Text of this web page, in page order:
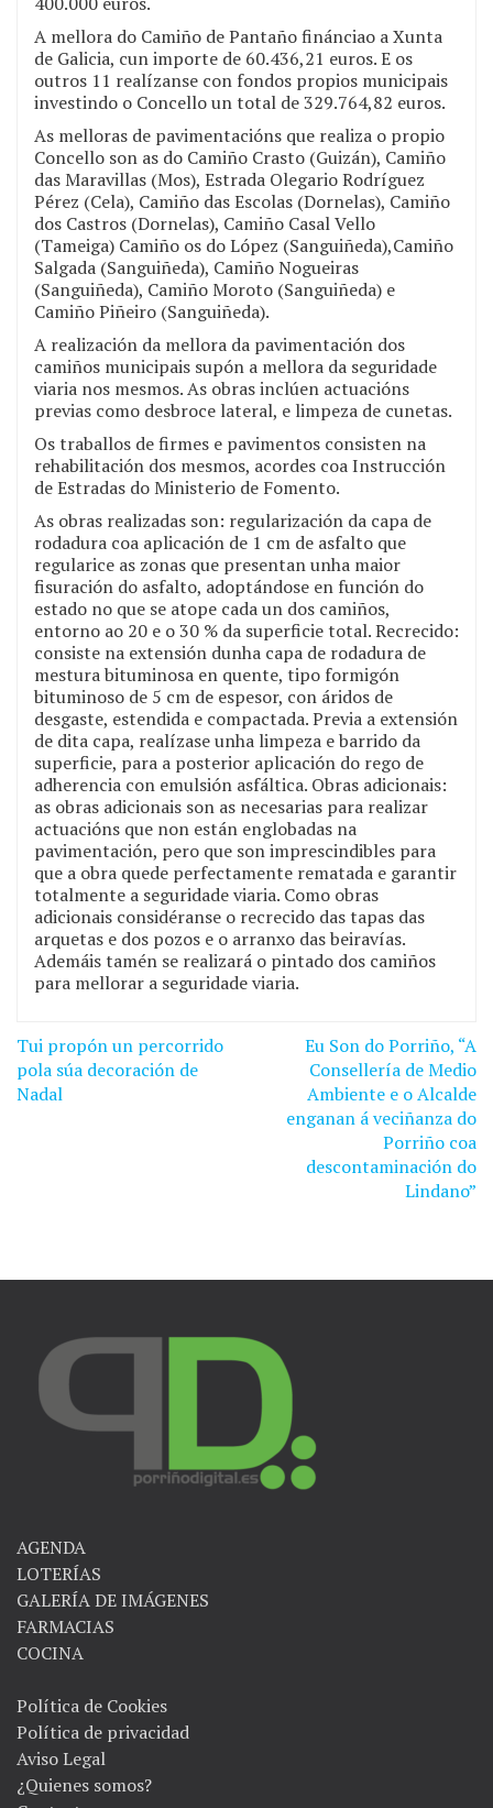
A mellora do Camiño de Pantaño finánciao a Xunta
de Galicia, cun importe de 60.436,21 euros. E os
outros 11 realízanse con fondos propios municipais
investindo o Concello un total de 329.764,82 euros.
As melloras de pavimentacións que realiza o propio
Concello son as do Camiño Crasto (Guizán), Camiño
das Maravillas (Mos), Estrada Olegario Rodríguez
Pérez (Cela), Camiño das Escolas (Dornelas), Camiño
dos Castros (Dornelas), Camiño Casal Vello
(Tameiga) Camiño os do López (Sanguiñeda),Camiño
Salgada (Sanguiñeda), Camiño Nogueiras
(Sanguiñeda), Camiño Moroto (Sanguiñeda) e
Camiño Piñeiro (Sanguiñeda).
A realización da mellora da pavimentación dos
camiños municipais supón a mellora da seguridade
viaria nos mesmos. As obras inclúen actuacións
previas como desbroce lateral, e limpeza de cunetas.
Os traballos de firmes e pavimentos consisten na
rehabilitación dos mesmos, acordes coa Instrucción
de Estradas do Ministerio de Fomento.
As obras realizadas son: regularización da capa de
rodadura coa aplicación de 1 cm de asfalto que
regularice as zonas que presentan unha maior
fisuración do asfalto, adoptándose en función do
estado no que se atope cada un dos camiños,
entorno ao 20 e o 30 % da superficie total. Recrecido:
consiste na extensión dunha capa de rodadura de
mestura bituminosa en quente, tipo formigón
bituminoso de 5 cm de espesor, con áridos de
desgaste, estendida e compactada. Previa a extensión
de dita capa, realízase unha limpeza e barrido da
superficie, para a posterior aplicación do rego de
adherencia con emulsión asfáltica. Obras adicionais:
as obras adicionais son as necesarias para realizar
actuacións que non están englobadas na
pavimentación, pero que son imprescindibles para
que a obra quede perfectamente rematada e garantir
totalmente a seguridade viaria. Como obras
adicionais considéranse o recrecido das tapas das
arquetas e dos pozos e o arranxo das beiravías.
Ademáis tamén se realizará o pintado dos camiños
para mellorar a seguridade viaria.
Navegación
de
Tui propón un percorrido
pola súa decoración de
Nadal
Eu Son do Porriño, “A
Consellería de Medio
Ambiente e o Alcalde
enganan á veciñanza do
Porriño coa
descontaminación do
Lindano”
AGENDA
LOTERÍAS
GALERÍA DE IMÁGENES
FARMACIAS
COCINA
Política de Cookies
Política de privacidad
Aviso Legal
¿Quienes somos?